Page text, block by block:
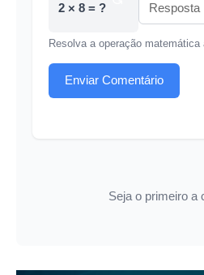
2 × 8 = ?
Resolva a operação matemática
Enviar Comentário
Seja o primeiro a